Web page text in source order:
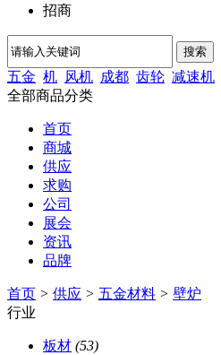
招商
搜索
五金 机 风机 成都 齿轮 减速机
全部商品分类
首页
商城
供应
求购
公司
展会
资讯
品牌
首页 > 供应 > 五金材料 > 壁炉
行业
板材 (53)